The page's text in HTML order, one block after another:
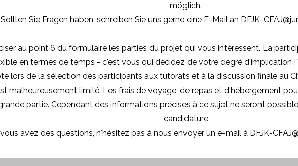
möglich.
Sollten Sie Fragen haben, schreiben Sie uns gerne eine E-Mail an DFJK-
au point 6 du formulaire les parties du projet qui vous intéressent. La
en termes de temps - c'est vous qui décidez de votre degré d'implication
lors de la sélection des participants aux tutorats et à la discussion finale au
malheureusement limité. Les frais de voyage, de repas et d'hébergement
partie. Cependant des informations précises à ce sujet ne seront
candidature
avez des questions, n'hésitez pas à nous envoyer un e-mail à DFJK-